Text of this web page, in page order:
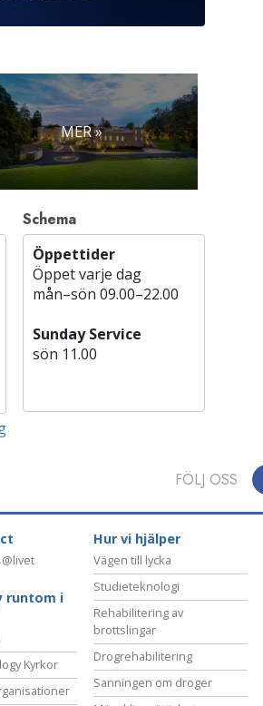
MER »
Schema
Öppettider
Öppet varje dag
mån–sön 09.00–22.00
Sunday Service
sön 11.00
FÖLJ OSS
runtom i
Kyrkor
Hur vi hjälper
Vägen till lycka
Studieteknologi
Rehabilitering av
brottslingar
Drogrehabilitering
Sanningen om droger